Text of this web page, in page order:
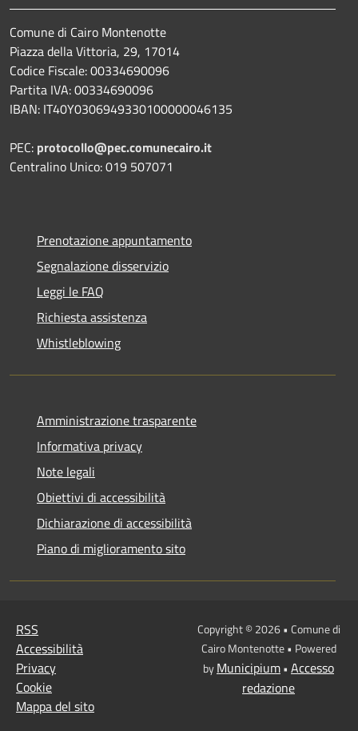
Comune di Cairo Montenotte
Piazza della Vittoria, 29, 17014
Codice Fiscale: 00334690096
Partita IVA: 00334690096
IBAN: IT40Y0306949330100000046135
PEC: protocollo@pec.comunecairo.it
Centralino Unico: 019 507071
Prenotazione appuntamento
Segnalazione disservizio
Leggi le FAQ
Richiesta assistenza
Whistleblowing
Amministrazione trasparente
Informativa privacy
Note legali
Obiettivi di accessibilità
Dichiarazione di accessibilità
Piano di miglioramento sito
RSS
Accessibilità
Privacy
Cookie
Mappa del sito
Copyright © 2026 • Comune di
Cairo Montenotte • Powered
byMunicipium• Accesso
redazione